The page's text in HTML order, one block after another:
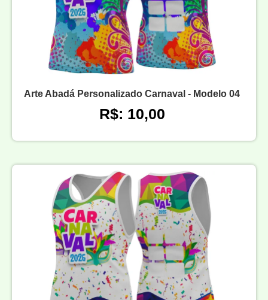
Arte Abadá Personalizado Carnaval - Modelo 04
R$: 10,00